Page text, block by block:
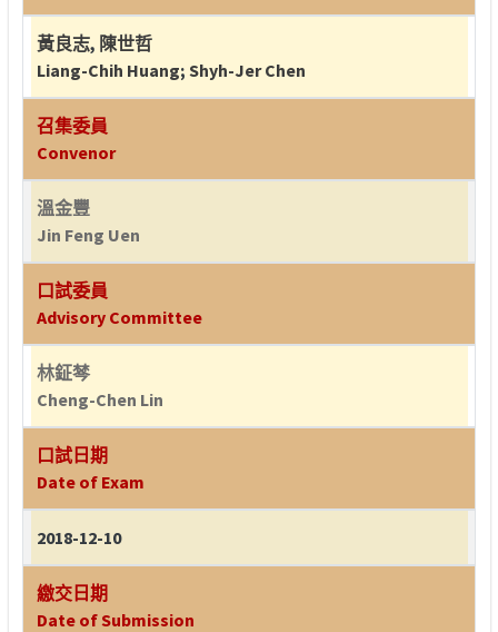
黃良志, 陳世哲
Liang-Chih Huang; Shyh-Jer Chen
召集委員
Convenor
溫金豐
Jin Feng Uen
口試委員
Advisory Committee
林鉦棽
Cheng-Chen Lin
口試日期
Date of Exam
2018-12-10
繳交日期
Date of Submission